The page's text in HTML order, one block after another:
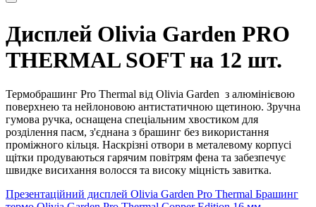
Дисплей Olivia Garden PRO
THERMAL SOFT на 12 шт.
Термобрашинг Pro Thermal від Olivia Garden з алюмінієвою
поверхнею та нейлоновою антистатичною щетиною. Зручна
гумова ручка, оснащена спеціальним хвостиком для
розділення пасм, з'єднана з брашинг без використання
проміжного кільця. Наскрізні отвори в металевому корпусі
щітки продуваються гарячим повітрям фена та забезпечує
швидке висихання волосся та високу міцність завитка.
Презентаційний дисплей Olivia Garden Pro Thermal Брашинг